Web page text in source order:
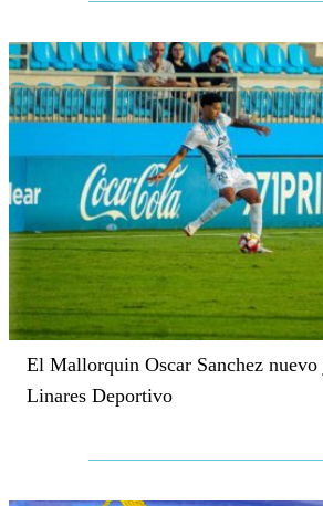
El Mallorquin Oscar Sanchez nuevo
Linares Deportivo